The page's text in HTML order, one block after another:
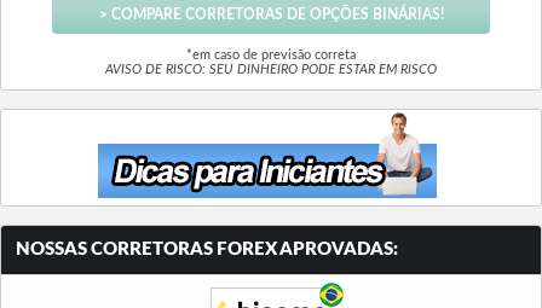
> COMPARE CORRETORAS DE OPÇÕES BINÁRIAS!
*em caso de previsão correta
AVISO DE RISCO: SEU DINHEIRO PODE ESTAR EM RISCO
NOSSAS CORRETORAS FOREX APROVADAS: